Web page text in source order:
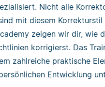
Nicht alle
mit diesem
zeigen wir dir, wie
korrigierst. Das
zahlreiche praktische
Entwicklung